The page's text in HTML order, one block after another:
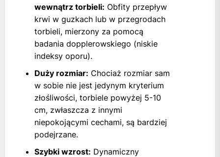
wewnątrz torbieli: Obfity przepływ
krwi w guzkach lub w przegrodach
torbieli, mierzony za pomocą
badania dopplerowskiego (niskie
indeksy oporu).
Duży rozmiar: Chociaż rozmiar sam
w sobie nie jest jedynym kryterium
złośliwości, torbiele powyżej 5-10
cm, zwłaszcza z innymi
niepokojącymi cechami, są bardziej
podejrzane.
Szybki wzrost: Dynamiczny